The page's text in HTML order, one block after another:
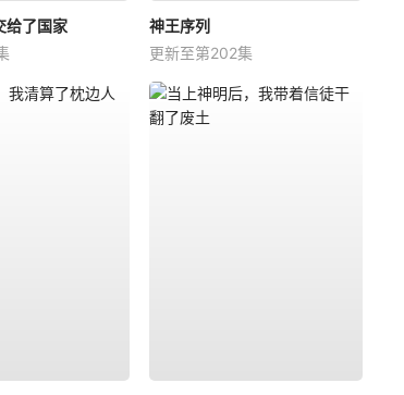
给了国家
神王序列
更新至第202集